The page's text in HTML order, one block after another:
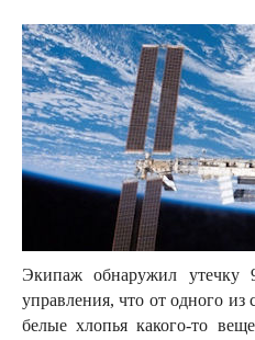
Экипаж обнаружил
управления, что от одного из
белые хлопья какого-то